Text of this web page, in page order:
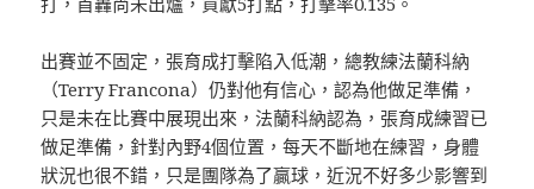
出賽並不固定，張育成打擊陷入低潮，總教練法蘭科納
（Terry Francona）仍對他有信心，認為他做足準備，
只是未在比賽中展現出來，法蘭科納認為，張育成練習已
做足準備，針對內野4個位置，每天不斷地在練習，身體
狀況也很不錯，只是團隊為了贏球，近況不好多少影響到